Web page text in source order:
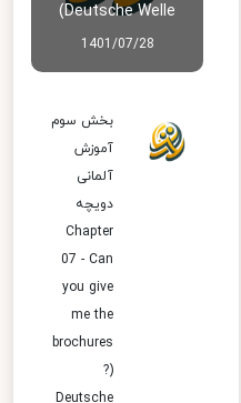
Deutsche Welle)
1401/07/28
بخش سوم
آموزش
آلمانی
دویچه
Chapter
07 - Can
you give
me the
brochures
Deutsche